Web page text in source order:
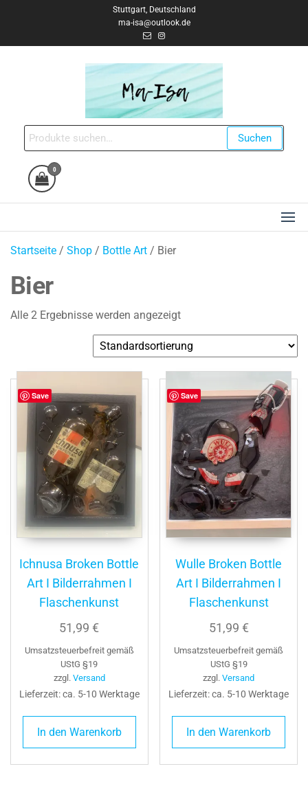
Stuttgart, Deutschland
ma-isa@outlook.de
Ma-Isa CreatesHandgemacht & Einzigartig
Suche
nach:
Suchen
0
Startseite / Shop / Bottle Art / Bier
Bier
Alle 2 Ergebnisse werden angezeigt
Save
Ichnusa Broken Bottle
Art I Bilderrahmen I
Flaschenkunst
51,99€
Umsatzsteuerbefreit gemäß
UStG §19
zzgl. Versand
Lieferzeit: ca. 5-10 Werktage
In den Warenkorb
Save
Wulle Broken Bottle
Art I Bilderrahmen I
Flaschenkunst
51,99 €
Umsatzsteuerbefreit gemäß
UStG §19
zzgl.Versand
Lieferzeit: ca. 5-10 Werktage
In den Warenkorb